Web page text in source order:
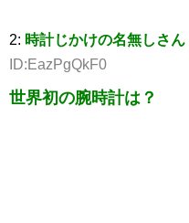
2: 時計じかけの名無しさん
ID:EazPgQkF0
世界初の腕時計は？